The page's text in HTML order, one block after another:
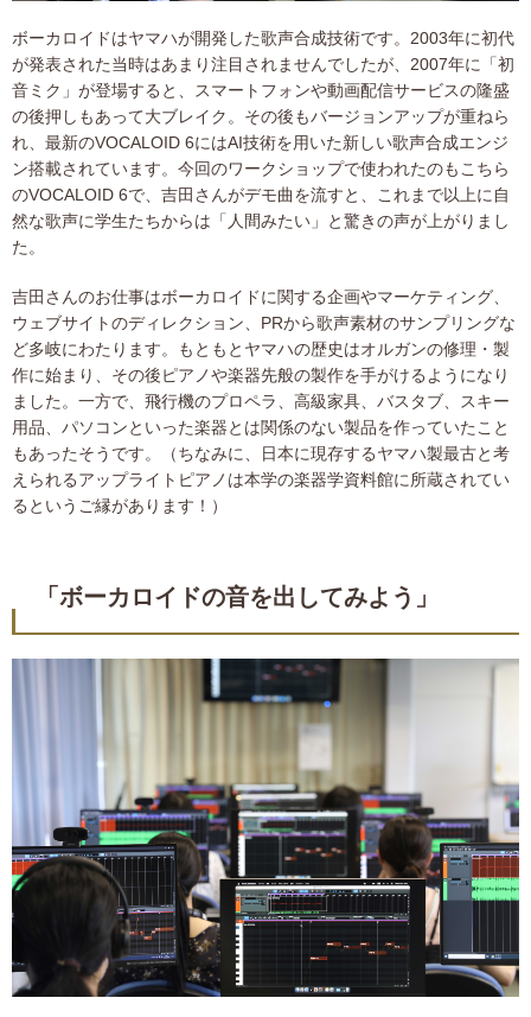
ボーカロイドはヤマハが開発した歌声合成技術です。2003年に初代
が発表された当時はあまり注目されませんでしたが、2007年に「初
音ミク」が登場すると、スマートフォンや動画配信サービスの隆盛
の後押しもあって大ブレイク。その後もバージョンアップが重ねら
れ、最新のVOCALOID 6にはAI技術を用いた新しい歌声合成エンジ
ン搭載されています。今回のワークショップで使われたのもこちら
のVOCALOID 6で、吉田さんがデモ曲を流すと、これまで以上に自
然な歌声に学生たちからは「人間みたい」と驚きの声が上がりまし
た。
吉田さんのお仕事はボーカロイドに関する企画やマーケティング、
ウェブサイトのディレクション、PRから歌声素材のサンプリングな
ど多岐にわたります。もともとヤマハの歴史はオルガンの修理・製
作に始まり、その後ピアノや楽器先般の製作を手がけるようになり
ました。一方で、飛行機のプロペラ、高級家具、バスタブ、スキー
用品、パソコンといった楽器とは関係のない製品を作っていたこと
もあったそうです。（ちなみに、日本に現存するヤマハ製最古と考
えられるアップライトピアノは本学の楽器学資料館に所蔵されてい
るというご縁があります！）
「ボーカロイドの音を出してみよう」